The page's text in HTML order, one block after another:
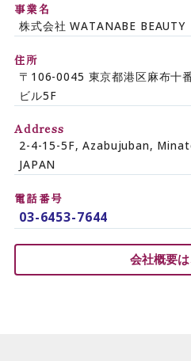
事業名
株式会社 WATANABE BEAUTY
住所
〒106-0045 東京都港区麻布十
ビル5F
Address
2-4-15-5F, Azabujuban,
JAPAN
電話番号
03-6453-7644
会社概要